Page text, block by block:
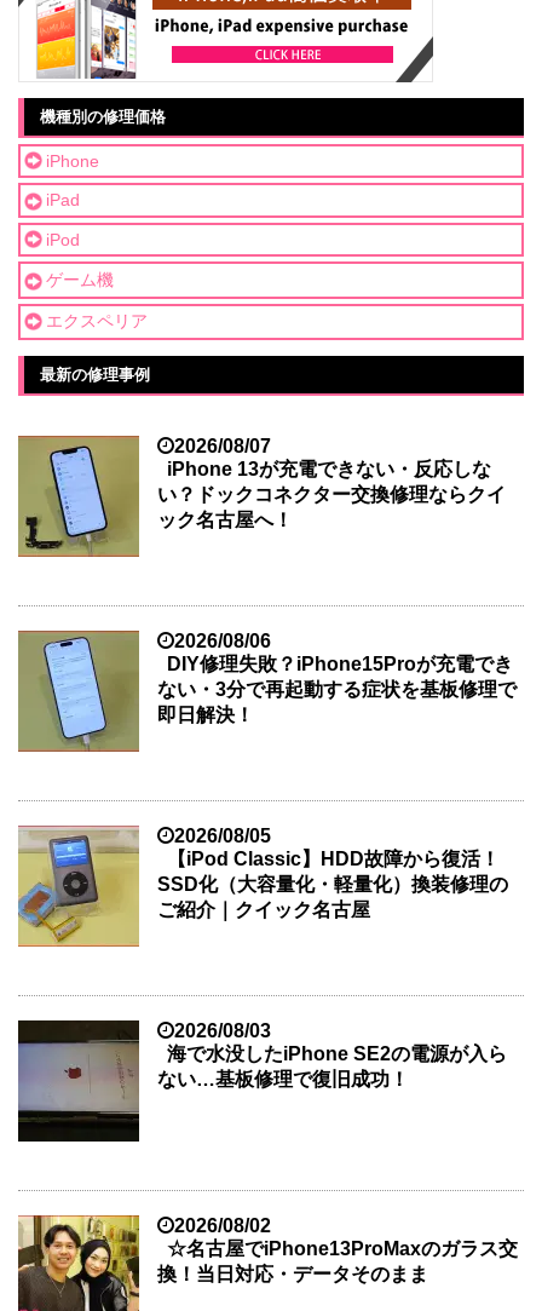
機種別の修理価格
iPhone
iPad
iPod
ゲーム機
エクスペリア
最新の修理事例
2026/08/07
iPhone 13が充電できない・反応しな
い？ドックコネクター交換修理ならクイ
ック名古屋へ！
2026/08/06
DIY修理失敗？iPhone15Proが充電でき
ない・3分で再起動する症状を基板修理で
即日解決！
2026/08/05
【iPod Classic】HDD故障から復活！
SSD化（大容量化・軽量化）換装修理の
ご紹介｜クイック名古屋
2026/08/03
海で水没したiPhone SE2の電源が入ら
ない…基板修理で復旧成功！
2026/08/02
☆名古屋でiPhone13ProMaxのガラス交
換！当日対応・データそのまま